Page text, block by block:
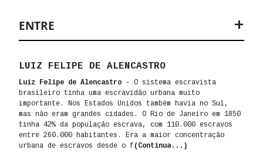
ENTRE
LUIZ FELIPE DE ALENCASTRO
Luiz Felipe de Alencastro - O sistema escravista
brasileiro tinha uma escravidão urbana muito
importante. Nos Estados Unidos também havia no Sul,
mas não eram grandes cidades. O Rio de Janeiro em 1850
tinha 42% da população escrava, com 110.000 escravos
entre 260.000 habitantes. Era a maior concentração
urbana de escravos desde o f (Continua...)